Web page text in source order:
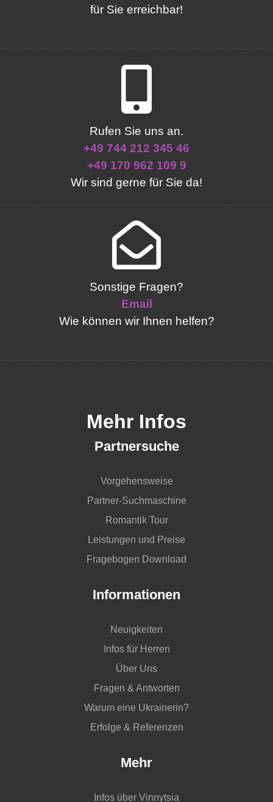
für Sie erreichbar!
Rufen Sie uns an.
+49 744 212 345 46
+49 170 962 109 9
Wir sind gerne für Sie da!
Sonstige Fragen?
Email
Wie können wir Ihnen helfen?
Mehr Infos
Partnersuche
Vorgehensweise
Partner-Suchmaschine
Romantik Tour
Leistungen und Preise
Fragebogen Download
Informationen
Neuigkeiten
Infos für Herren
Über Uns
Fragen & Antworten
Warum eine Ukrainerin?
Erfolge & Referenzen
Mehr
Infos über Vinnytsia